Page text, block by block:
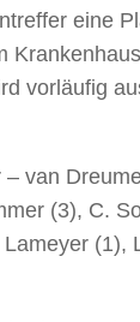
eine
vorläufig
van
(3), C.
(1),